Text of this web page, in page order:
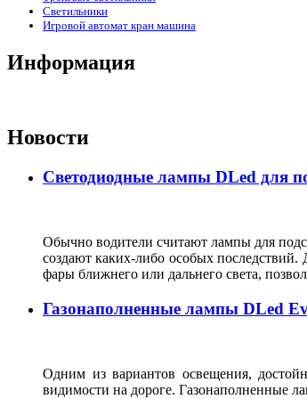
Светильники
Игровой автомат кран машина
Информация
Новости
Светодиодные лампы DLed для
Обычно водители считают лампы для
создают каких-либо особых последствий.
фары ближнего или дальнего света,
Газонаполненные лампы DLed
Одним из вариантов освещения,
видимости на дороге. Газонаполненные